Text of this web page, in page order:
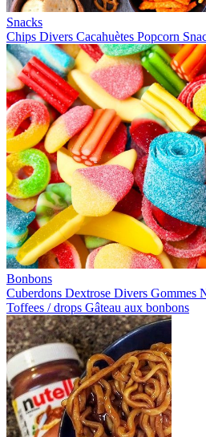
Snacks
Chips Divers Cacahuètes Popcorn
Bonbons
Cuberdons Dextrose Divers Gommes
Toffees / drops Gâteau aux bonbons